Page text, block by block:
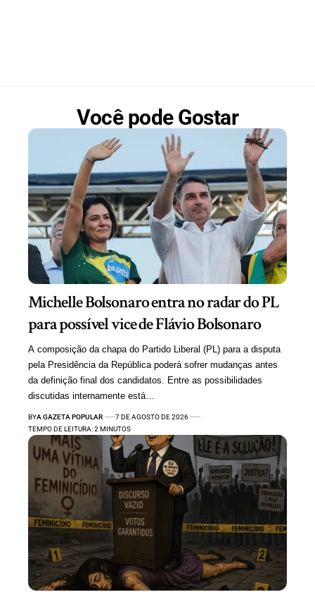
Você pode Gostar
Michelle Bolsonaro entra no radar do PL
para possível vice de Flávio Bolsonaro
A composição da chapa do Partido Liberal (PL) para a disputa
pela Presidência da República poderá sofrer mudanças antes
da definição final dos candidatos. Entre as possibilidades
discutidas internamente está…
BYA GAZETA POPULAR
7 DE AGOSTO DE 2026
TEMPO DE LEITURA: 2 MINUTOS